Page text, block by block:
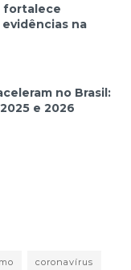
fortalece
na
no Brasil:
e 2026
coronavírus